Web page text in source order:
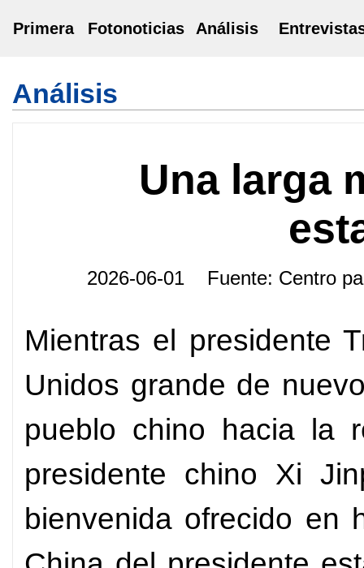
Primera Fotonoticias Análisis
Análisis
Una larga
2026-06-01 Fuente: Centro
Mientras el presidente
Unidos grande de
pueblo chino hacia la
presidente chino Xi
bienvenida ofrecido en